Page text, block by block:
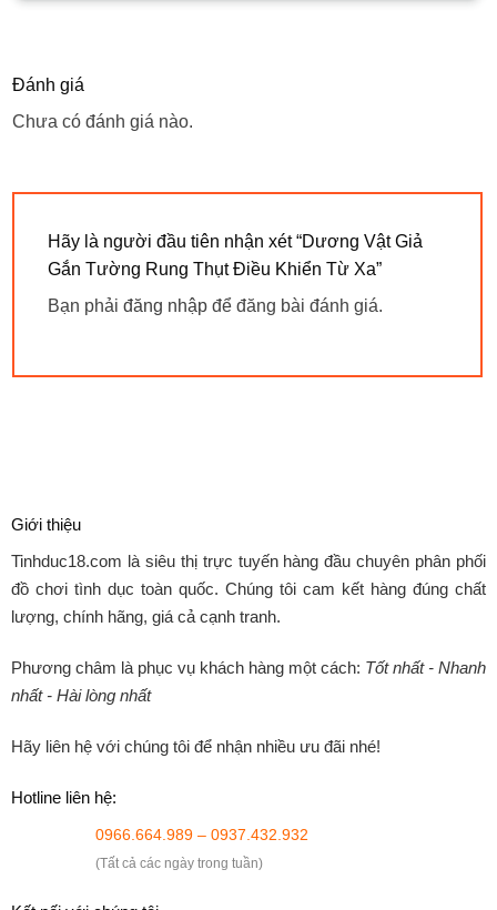
Đánh giá
Chưa có đánh giá nào.
Hãy là người đầu tiên nhận xét “Dương Vật Giả
Gắn Tường Rung Thụt Điều Khiển Từ Xa”
Bạn phải đăng nhập để đăng bài đánh giá.
Giới thiệu
Tinhduc18.com là siêu thị trực tuyến hàng đầu chuyên phân phối
đồ chơi tình dục toàn quốc. Chúng tôi cam kết hàng đúng chất
lượng, chính hãng, giá cả cạnh tranh.
Phương châm là phục vụ khách hàng một cách: Tốt nhất - Nhanh
nhất - Hài lòng nhất
Hãy liên hệ với chúng tôi để nhận nhiều ưu đãi nhé!
Hotline liên hệ:
0966.664.989 – 0937.432.932
(Tất cả các ngày trong tuần)